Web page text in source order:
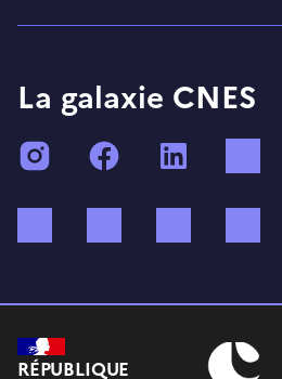
La galaxie CNES
InstagramFacebook
RÉPUBLIQUE